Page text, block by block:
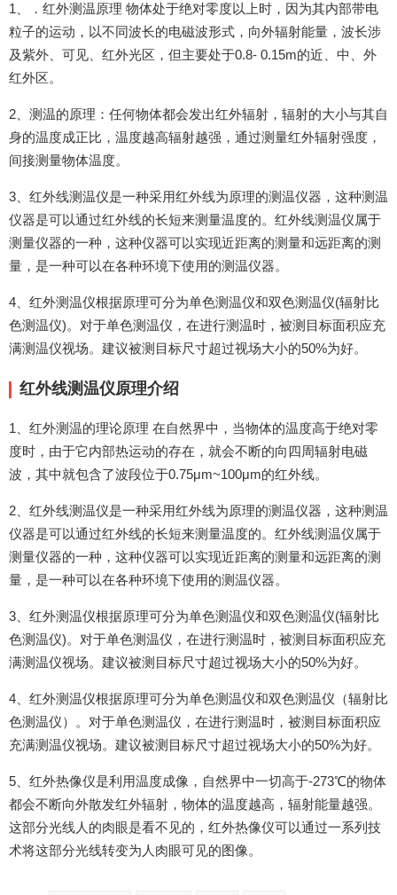
1、．红外测温原理 物体处于绝对零度以上时，因为其内部带电
粒子的运动，以不同波长的电磁波形式，向外辐射能量，波长涉
及紫外、可见、红外光区，但主要处于0.8- 0.15m的近、中、外
红外区。
2、测温的原理：任何物体都会发出红外辐射，辐射的大小与其自
身的温度成正比，温度越高辐射越强，通过测量红外辐射强度，
间接测量物体温度。
3、红外线测温仪是一种采用红外线为原理的测温仪器，这种测温
仪器是可以通过红外线的长短来测量温度的。红外线测温仪属于
测量仪器的一种，这种仪器可以实现近距离的测量和远距离的测
量，是一种可以在各种环境下使用的测温仪器。
4、红外测温仪根据原理可分为单色测温仪和双色测温仪(辐射比
色测温仪)。对于单色测温仪，在进行测温时，被测目标面积应充
满测温仪视场。建议被测目标尺寸超过视场大小的50%为好。
红外线测温仪原理介绍
1、红外测温的理论原理 在自然界中，当物体的温度高于绝对零
度时，由于它内部热运动的存在，就会不断的向四周辐射电磁
波，其中就包含了波段位于0.75μm~100μm的红外线。
2、红外线测温仪是一种采用红外线为原理的测温仪器，这种测温
仪器是可以通过红外线的长短来测量温度的。红外线测温仪属于
测量仪器的一种，这种仪器可以实现近距离的测量和远距离的测
量，是一种可以在各种环境下使用的测温仪器。
3、红外测温仪根据原理可分为单色测温仪和双色测温仪(辐射比
色测温仪)。对于单色测温仪，在进行测温时，被测目标面积应充
满测温仪视场。建议被测目标尺寸超过视场大小的50%为好。
4、红外测温仪根据原理可分为单色测温仪和双色测温仪（辐射比
色测温仪）。对于单色测温仪，在进行测温时，被测目标面积应
充满测温仪视场。建议被测目标尺寸超过视场大小的50%为好。
5、红外热像仪是利用温度成像，自然界中一切高于-273℃的物体
都会不断向外散发红外辐射，物体的温度越高，辐射能量越强。
这部分光线人的肉眼是看不见的，红外热像仪可以通过一系列技
术将这部分光线转变为人肉眼可见的图像。